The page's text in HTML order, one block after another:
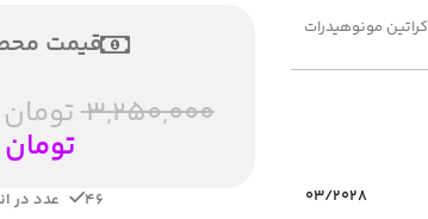
کراتین مونوهیدرات
03/2028
قیمت
3,250,000 تومان
تومان
46 عدد در انبار